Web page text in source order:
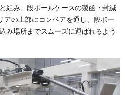
組み、段ボールケースの製函・封緘
アの上部にコンベアを通し、段ボー
み場所までスムーズに運ばれるよう